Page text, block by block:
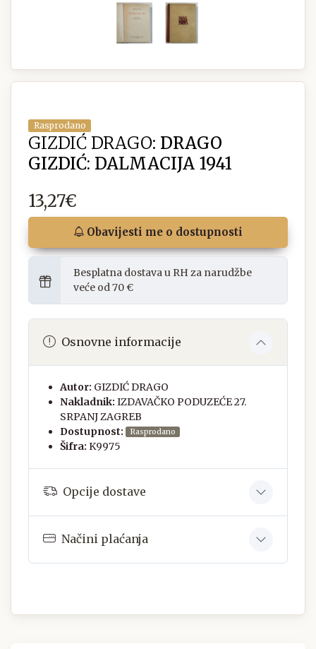
Rasprodano
GIZDIĆ DRAGO: DRAGO
GIZDIĆ: DALMACIJA 1941
13,27€
Obavijesti me o dostupnosti
Besplatna dostava u RH za narudžbe
veće od 70 €
Osnovne informacije
Autor: GIZDIĆ DRAGO
Nakladnik: IZDAVAČKO PODUZEĆE 27.
SRPANJ ZAGREB
Dostupnost:
Rasprodano
Šifra: K9975
Opcije dostave
Načini plaćanja